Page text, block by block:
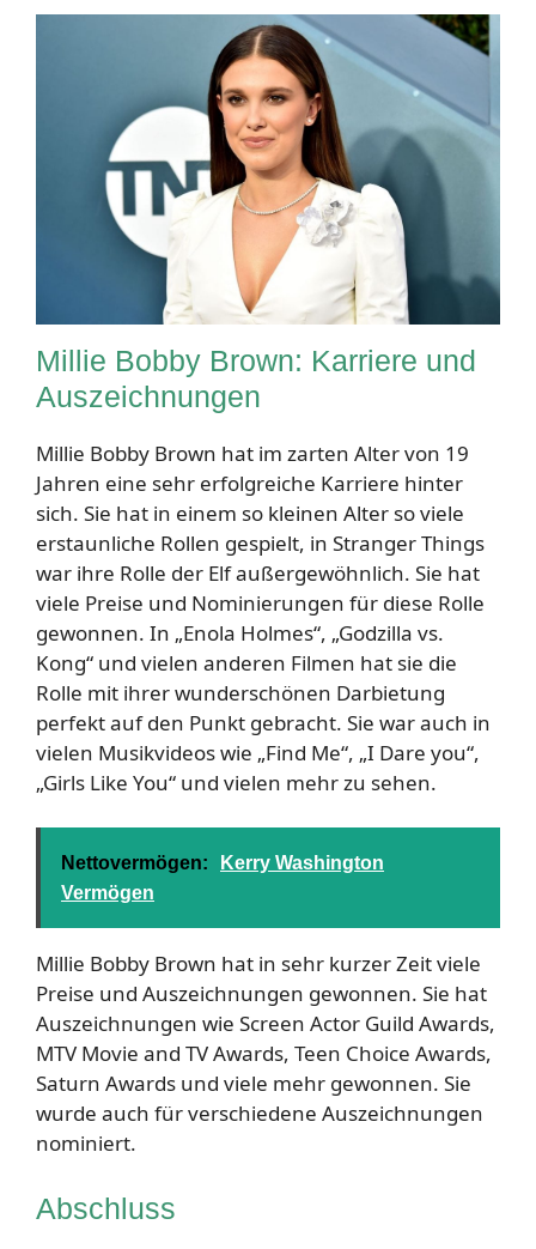
Millie Bobby Brown: Karriere und
Auszeichnungen
Millie Bobby Brown hat im zarten Alter von 19
Jahren eine sehr erfolgreiche Karriere hinter
sich. Sie hat in einem so kleinen Alter so viele
erstaunliche Rollen gespielt, in Stranger Things
war ihre Rolle der Elf außergewöhnlich. Sie hat
viele Preise und Nominierungen für diese Rolle
gewonnen. In „Enola Holmes“, „Godzilla vs.
Kong“ und vielen anderen Filmen hat sie die
Rolle mit ihrer wunderschönen Darbietung
perfekt auf den Punkt gebracht. Sie war auch in
vielen Musikvideos wie „Find Me“, „I Dare you“,
„Girls Like You“ und vielen mehr zu sehen.
Nettovermögen:
Kerry Washington
Vermögen
Millie Bobby Brown hat in sehr kurzer Zeit viele
Preise und Auszeichnungen gewonnen. Sie hat
Auszeichnungen wie Screen Actor Guild Awards,
MTV Movie and TV Awards, Teen Choice Awards,
Saturn Awards und viele mehr gewonnen. Sie
wurde auch für verschiedene Auszeichnungen
nominiert.
Abschluss